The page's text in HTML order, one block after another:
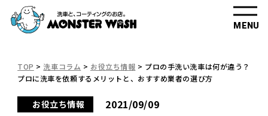
MENU
TOP > 洗車コラム > お役立ち情報 > プロの手洗い洗車は何が違う？
プロに洗車を依頼するメリットと、おすすめ業者の選び方
お役立ち情報
2021/09/09